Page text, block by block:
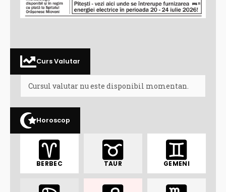
Curs Valutar
Cursul valutar nu este disponibil momentan.
Horoscop
BERBEC TAUR GEMENI